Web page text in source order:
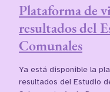
Plataforma de
resultados del
Comunales
Ya está disponible la
resultados del Estudio